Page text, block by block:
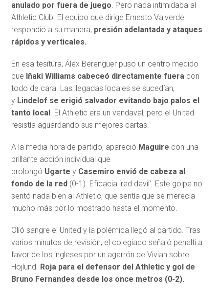
anulado por fuera de juego. Pero nada intimidaba al
Athletic Club. El equipo que dirige Ernesto Valverde
respondió a su manera, presión adelantada y ataques
rápidos y verticales.
En esa tesitura, Álex Berenguer puso un centro medido
que Iñaki Williams cabeceó directamente fueracon
todo de cara. Las llegadas locales se sucedían,
y Lindelof se erigió salvador evitando bajo palos el
tanto local . El Athletic era un vendaval, pero el United
resistía aguardando sus mejores cartas.
A la media hora de partido, apareció Maguire con una
brillante acción individual que
prolongó Ugarte y Casemiro envió de cabeza al
fondo de la red (0-1). Eficacia ‘red devil’. Este golpe no
sentó nada bien al Athletic, que sentía que se merecía
mucho más por lo mostrado hasta el momento.
Olió sangre el United y la polémica llegó al partido. Tras
varios minutos de revisión, el colegiado señaló penalti a
favor de los ingleses por un agarrón de Vivian sobre
Hojlund. Roja para el defensor del Athletic y gol de
Bruno Fernandes desde los once metros (0-2).